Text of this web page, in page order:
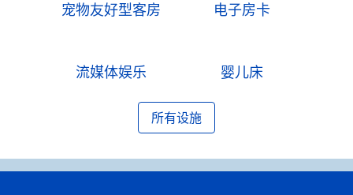
宠物友好型客房 电子房卡
流媒体娱乐 婴儿床
所有设施